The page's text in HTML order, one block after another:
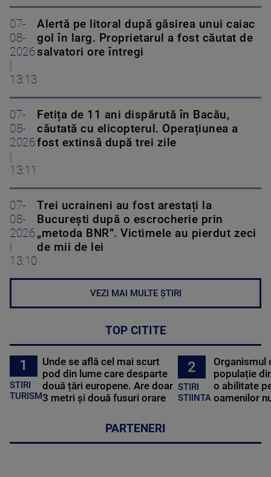
07-
08-
2026
13:13
Alertă pe litoral după găsirea unui caiac
gol în larg. Proprietarul a fost căutat de
salvatori ore întregi
07-
08-
2026
13:11
Fetița de 11 ani dispărută în Bacău,
căutată cu elicopterul. Operațiunea a
fost extinsă după trei zile
07-
08-
2026
13:10
Trei ucraineni au fost arestați la
București după o escrocherie prin
„metoda BNR”. Victimele au pierdut zeci
de mii de lei
VEZI MAI MULTE ȘTIRI
TOP CITITE
1
STIRI
TURISM
Unde se află cel mai scurt
pod din lume care desparte
două țări europene. Are doar
3 metri și două fusuri orare
2
STIRI
STIINTA
Organismul
populație
o abilitate
oamenilor
PARTENERI